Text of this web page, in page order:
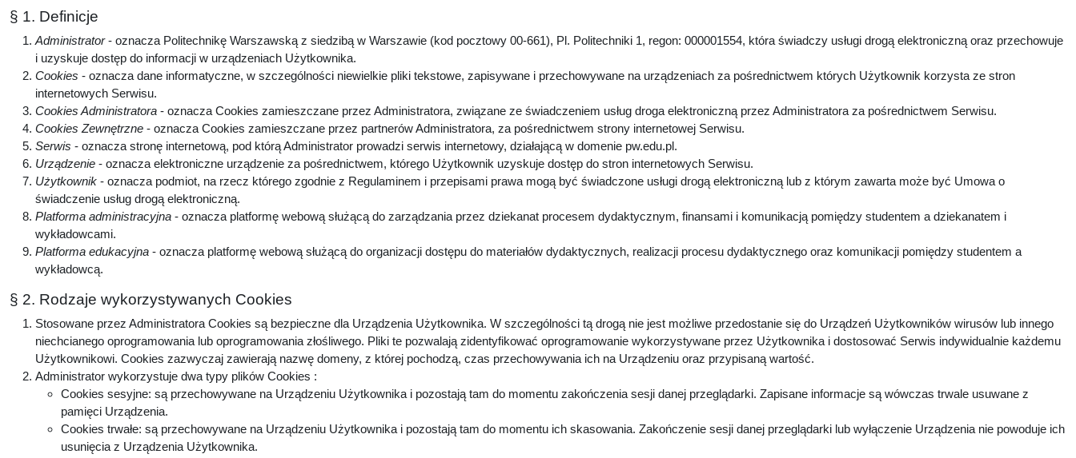
§ 1. Definicje
Administrator- oznacza Politechnikę Warszawską z siedzibą w Warszawie (kod pocztowy 00-661), Pl. Politechniki 1, regon: 000001554, która świadczy usługi drogą elektroniczną oraz przechowuje
i uzyskuje dostęp do informacji w urządzeniach Użytkownika.
Cookies - oznacza dane informatyczne, w szczególności niewielkie pliki tekstowe, zapisywane i przechowywane na urządzeniach za pośrednictwem których Użytkownik korzysta ze stron
internetowych Serwisu.
Cookies Administratora - oznacza Cookies zamieszczane przez Administratora, związane ze świadczeniem usług droga elektroniczną przez Administratora za pośrednictwem Serwisu.
Cookies Zewnętrzne - oznacza Cookies zamieszczane przez partnerów Administratora, za pośrednictwem strony internetowej Serwisu.
Serwis - oznacza stronę internetową, pod którą Administrator prowadzi serwis internetowy, działającą w domenie pw.edu.pl.
Urządzenie - oznacza elektroniczne urządzenie za pośrednictwem, którego Użytkownik uzyskuje dostęp do stron internetowych Serwisu.
Użytkownik - oznacza podmiot, na rzecz którego zgodnie z Regulaminem i przepisami prawa mogą być świadczone usługi drogą elektroniczną lub z którym zawarta może być Umowa o
świadczenie usług drogą elektroniczną.
Platforma administracyjna - oznacza platformę webową służącą do zarządzania przez dziekanat procesem dydaktycznym, finansami i komunikacją pomiędzy studentem a dziekanatem i
wykładowcami.
Platforma edukacyjna - oznacza platformę webową służącą do organizacji dostępu do materiałów dydaktycznych, realizacji procesu dydaktycznego oraz komunikacji pomiędzy studentem a
wykładowcą.
§ 2. Rodzaje wykorzystywanych Cookies
Stosowane przez Administratora Cookies są bezpieczne dla Urządzenia Użytkownika. W szczególności tą drogą nie jest możliwe przedostanie się do Urządzeń Użytkowników wirusów lub innego
niechcianego oprogramowania lub oprogramowania złośliwego. Pliki te pozwalają zidentyfikować oprogramowanie wykorzystywane przez Użytkownika i dostosować Serwis indywidualnie każdemu
Użytkownikowi. Cookies zazwyczaj zawierają nazwę domeny, z której pochodzą, czas przechowywania ich na Urządzeniu oraz przypisaną wartość.
Administrator wykorzystuje dwa typy plików Cookies :
Cookies sesyjne: są przechowywane na Urządzeniu Użytkownika i pozostają tam do momentu zakończenia sesji danej przeglądarki. Zapisane informacje są wówczas trwale usuwane z
pamięci Urządzenia.
Cookies trwałe: są przechowywane na Urządzeniu Użytkownika i pozostają tam do momentu ich skasowania. Zakończenie sesji danej przeglądarki lub wyłączenie Urządzenia nie powoduje ich
usunięcia z Urządzenia Użytkownika.